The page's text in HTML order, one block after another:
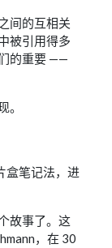
间的互相关
被引用得多
的重要 ——
。
盒笔记法，进
故事了。这
，在 30